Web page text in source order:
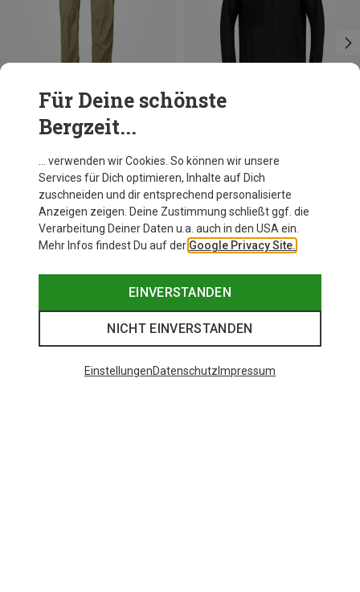
Du sparst 29%
Odlo
179,95 €
Für Deine schönste
Bergzeit...
… verwenden wir Cookies. So können wir unsere
Services für Dich optimieren, Inhalte auf Dich
zuschneiden und dir entsprechend personalisierte
Anzeigen zeigen. Deine Zustimmung schließt ggf. die
Verarbeitung Deiner Daten u.a. auch in den USA ein.
Mehr Infos findest Du auf der Google Privacy Site.
EINVERSTANDEN
NICHT EINVERSTANDEN
EinstellungenDatenschutz Impressum